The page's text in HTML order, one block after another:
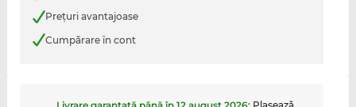
Preţuri avantajoase
Cumpărare în cont